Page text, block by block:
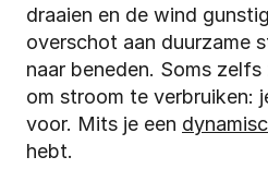
draaien en de wind
overschot aan duurzame
naar beneden. Soms
om stroom te verbruiken:
voor. Mits je een
hebt.